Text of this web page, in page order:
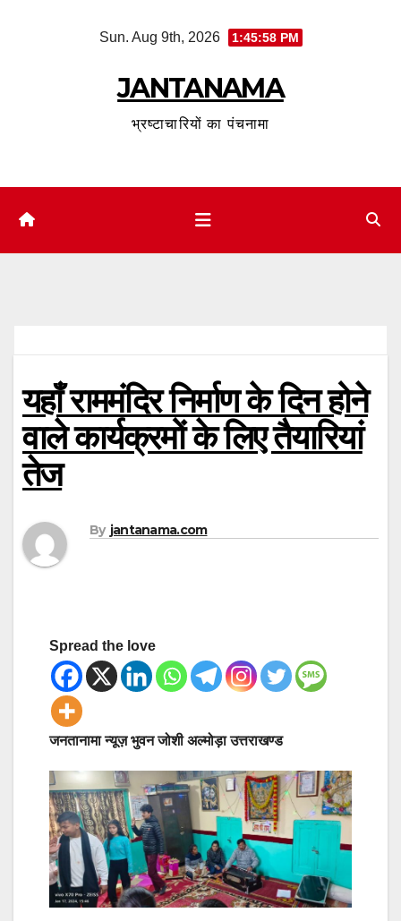
Sun. Aug 9th, 2026 1:45:59 PM
JANTANAMA
भ्रष्टाचारियों का पंचनामा
यहाँ राममंदिर निर्माण के दिन होने
वाले कार्यक्रमों के लिए तैयारियां
तेज
By jantanama.com
Spread the love
जनतानामा न्यूज़ भुवन जोशी अल्मोड़ा उत्तराखण्ड